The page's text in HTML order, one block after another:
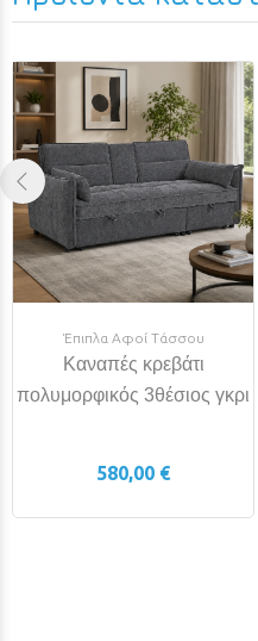
Έπιπλα Αφοί Τάσσου
Καναπές κρεβάτι
πολυμορφικός 3θέσιος γκρι
580,00 €